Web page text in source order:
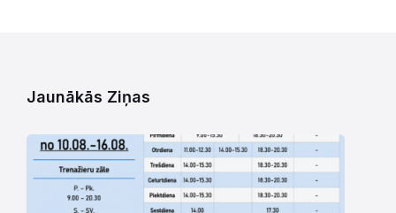
Jaunākās Ziņas